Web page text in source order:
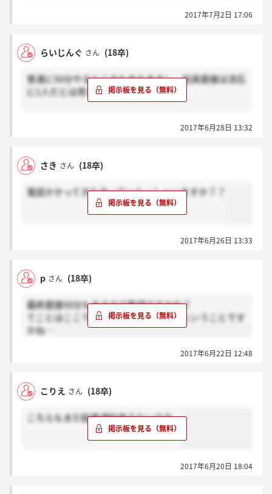
2017年7月2日 17:06
らいじんぐ さん (18卒)
普通に50分やるところもありますし、役員面接は流石
に1人だとは思います、、、多分
2017年6月28日 13:32
さき さん (18卒)
電話かかってきた方っていらっしゃいますか？？
2017年6月26日 13:33
p さん (18卒)
最終面接50分もあるので集団ですかね？
てことはここでも絞られる可能性あるということです
かね…
2017年6月22日 12:48
こりえ さん (18卒)
こちらもまだ結果通知来てないです。
2017年6月20日 18:04